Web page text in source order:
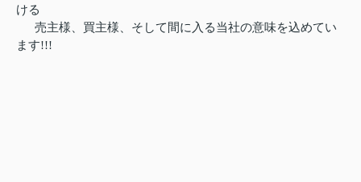
ける
売主様、買主様、そして間に入る当社の意味を込めてい
ます!!!